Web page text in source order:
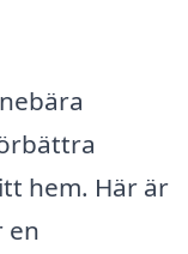
hem. Här är
en